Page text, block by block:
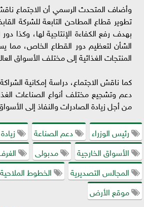
وأضاف المتحدث الرسمي أن الاجتماع
تطوير قطاع المطاحن التابعة للشركة
بهدف رفع الكفاءة الإنتاجية لها، وكذا
الشأن لتعظيم دور القطاع الخاص، مما
المنتجات الغذائية إلى مختلف الأسواق
كما ناقش الاجتماع، دراسة إمكانية
دعم وتشجيع مختلف أنواع الصناعات
من أجل زيادة الصادرات والنفاذ إلى
رئيس الوزراء
دعم الصناعة
الأسواق الخارجية
مدبولى
المجالس التصديرية
الخطوط الملاحية
موقع الأرض